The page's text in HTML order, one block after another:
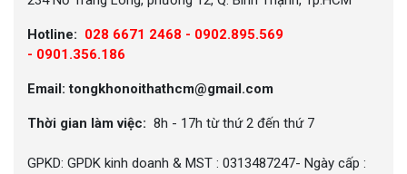
Hotline: 028 6671 2468 - 0902.895.569
- 0901.356.186
Email: tongkhonoithathcm@gmail.com
Thời gian làm việc: 8h - 17h từ thứ 2 đến thứ 7
GPKD: GPDK kinh doanh & MST : 0313487247- Ngày cấp :